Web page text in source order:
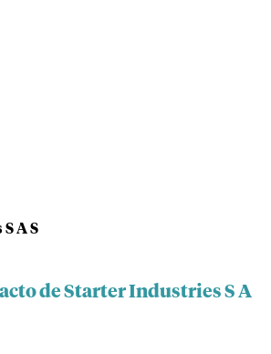
A S
de Starter Industries S A